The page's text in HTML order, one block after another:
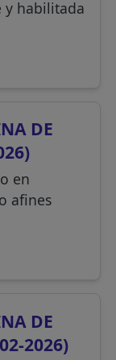
y habilitada
DE
en
afines
DE
2026)